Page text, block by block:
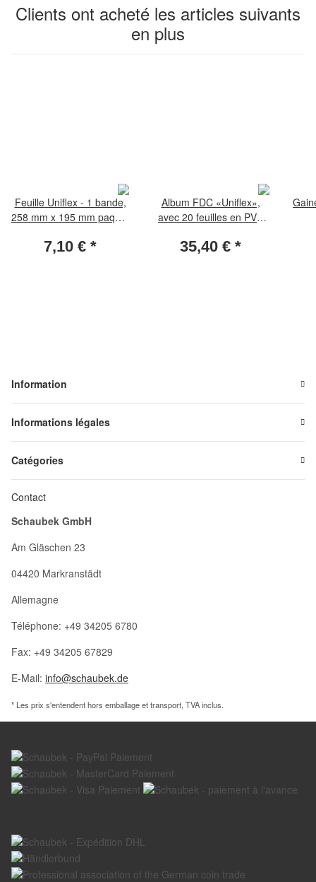
Clients ont acheté les articles suivants
en plus
Feuille Uniflex - 1 bande,
258 mm x 195 mm paquet
7,10 € *
Album FDC «Uniflex»,
avec 20 feuilles en PVC
35,40 € *
Information
Informations légales
Catégories
Contact
Schaubek GmbH
Am Gläschen 23
04420 Markranstädt
Allemagne
Téléphone: +49 34205 6780
Fax: +49 34205 67829
E-Mail: info@schaubek.de
* Les prix s'entendent hors emballage et transport, TVA inclus.